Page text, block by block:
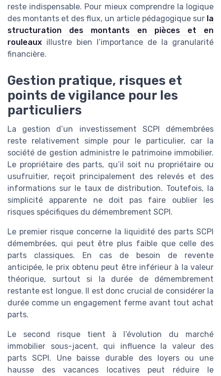
reste indispensable. Pour mieux comprendre la logique
des montants et des flux, un article pédagogique sur la
structuration des montants en pièces et en
rouleaux illustre bien l’importance de la granularité
financière.
Gestion pratique, risques et
points de vigilance pour les
particuliers
La gestion d’un investissement SCPI démembrées
reste relativement simple pour le particulier, car la
société de gestion administre le patrimoine immobilier.
Le propriétaire des parts, qu’il soit nu propriétaire ou
usufruitier, reçoit principalement des relevés et des
informations sur le taux de distribution. Toutefois, la
simplicité apparente ne doit pas faire oublier les
risques spécifiques du démembrement SCPI.
Le premier risque concerne la liquidité des parts SCPI
démembrées, qui peut être plus faible que celle des
parts classiques. En cas de besoin de revente
anticipée, le prix obtenu peut être inférieur à la valeur
théorique, surtout si la durée de démembrement
restante est longue. Il est donc crucial de considérer la
durée comme un engagement ferme avant tout achat
parts.
Le second risque tient à l’évolution du marché
immobilier sous-jacent, qui influence la valeur des
parts SCPI. Une baisse durable des loyers ou une
hausse des vacances locatives peut réduire le